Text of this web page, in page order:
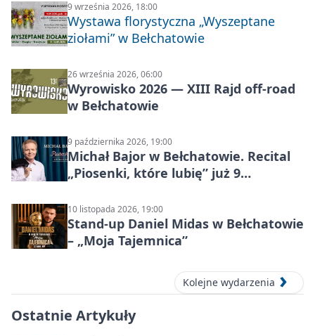
9 września 2026, 18:00
Wystawa florystyczna „Wyszeptane
ziołami” w Bełchatowie
26 września 2026, 06:00
Wyrowisko 2026 — XIII Rajd off‑road
w Bełchatowie
9 października 2026, 19:00
Michał Bajor w Bełchatowie. Recital
„Piosenki, które lubię” już 9
10 listopada 2026, 19:00
Stand-up Daniel Midas w Bełchatowie
– „Moja Tajemnica”
Kolejne wydarzenia
Ostatnie Artykuły